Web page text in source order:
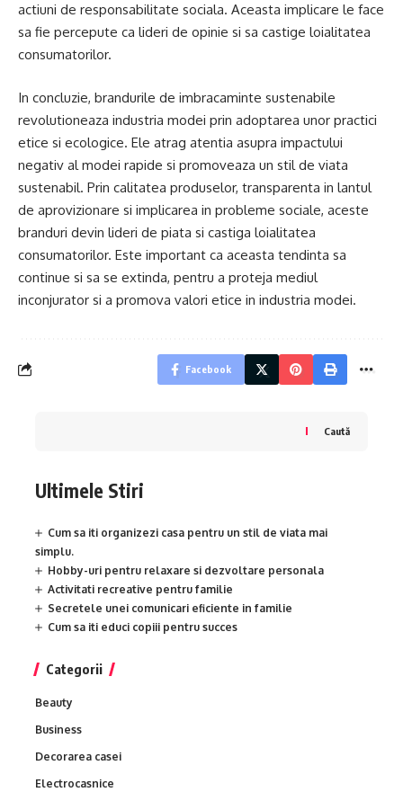
actiuni de responsabilitate sociala. Aceasta implicare le face
sa fie percepute ca lideri de opinie si sa castige loialitatea
consumatorilor.
In concluzie, brandurile de imbracaminte sustenabile
revolutioneaza industria modei prin adoptarea unor practici
etice si ecologice. Ele atrag atentia asupra impactului
negativ al modei rapide si promoveaza un stil de viata
sustenabil. Prin calitatea produselor, transparenta in lantul
de aprovizionare si implicarea in probleme sociale, aceste
branduri devin lideri de piata si castiga loialitatea
consumatorilor. Este important ca aceasta tendinta sa
continue si sa se extinda, pentru a proteja mediul
inconjurator si a promova valori etice in industria modei.
Facebook
Caută
Ultimele Stiri
Cum sa iti organizezi casa pentru un stil de viata mai
simplu.
Hobby-uri pentru relaxare si dezvoltare personala
Activitati recreative pentru familie
Secretele unei comunicari eficiente in familie
Cum sa iti educi copiii pentru succes
Categorii
Beauty
Business
Decorarea casei
Electrocasnice